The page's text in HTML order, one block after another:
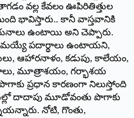
వల్ల కేవలం ఊపిరితిత్తుల
భావిస్తారు.. కానీ వాస్తవానికి
ఉంటాయి అని చెప్పారు.
పదార్థాలు ఉంటాయని,
ఆహారనాళం, కడుపు, కాలేయం,
మూత్రాశయం, గర్భాశయ
పొగాకు ప్రధాన కారణంగా నిలుస్తోంది
దాదాపు మూడోవంతు పొగాకు
నోటి, గొంతు,